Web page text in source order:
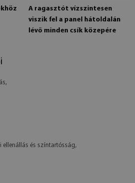
A ragasztót vízszintesen
viszik fel a panel hátoldalán
lévő minden csík közepére
ellenállás és színtartósság,